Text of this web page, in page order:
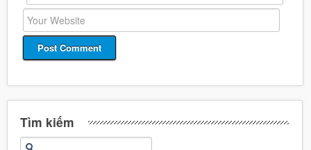
Tìm kiếm